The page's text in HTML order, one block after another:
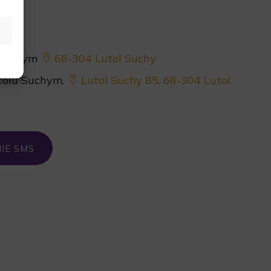
66-304 Lutol Suchy
Suchym.
Lutol Suchy 85, 66-304 Lutol
SMS